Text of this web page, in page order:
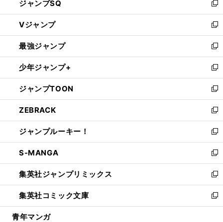
い
ウ
ィ
ン
ド
ウ
で
開
く
ジャンプSQ
新
し
い
ウ
ィ
ン
ド
ウ
で
開
く
Vジャンプ
新
し
い
ウ
ィ
ン
ド
ウ
で
開
く
最強ジャンプ
新
し
い
ウ
ィ
ン
ド
ウ
で
開
く
少年ジャンプ+
新
し
い
ウ
ィ
ン
ド
ウ
で
開
く
ジャンプTOON
新
し
い
ウ
ィ
ン
ド
ウ
で
開
く
ZEBRACK
新
し
い
ウ
ィ
ン
ド
ウ
で
開
ジャンプルーキー！
新
し
い
ウ
ィ
ン
ド
ウ
S-MANGA
新
し
い
ウ
ィ
ン
集英社ジャンプリミックス
新
し
い
ウ
集英社コミック文庫
新
し
青年マンガ